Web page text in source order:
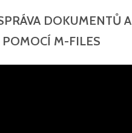
DOKUMENTŮ A
M-FILES